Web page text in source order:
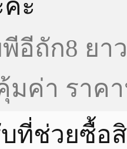
ะ
อีถัก8 ยา
มค่า ราค
ที่ช่วยซื้อ